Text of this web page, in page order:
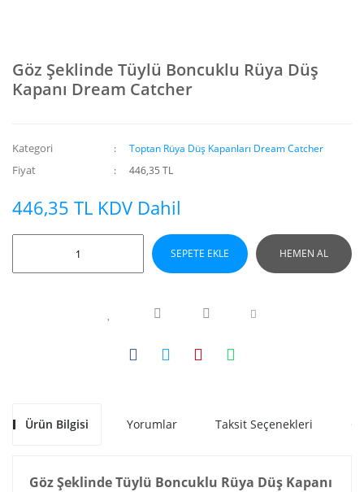
Göz Şeklinde Tüylü Boncuklu Rüya Düş
Kapanı Dream Catcher
Kategori Toptan Rüya Düş Kapanları Dream Catcher
Fiyat 446,35 TL
446,35 TL KDV Dahil
SEPETE EKLE HEMEN AL
Ürün Bilgisi Yorumlar Taksit Seçenekleri
Göz Şeklinde Tüylü Boncuklu Rüya Düş Kapanı